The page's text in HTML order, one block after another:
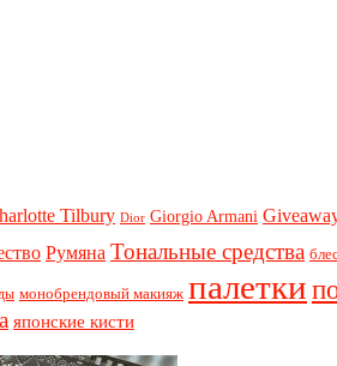
Tilbury Dior Giorgio Armani
Румяна Тональные средства
монобрендовый макияж палетки
японские кисти